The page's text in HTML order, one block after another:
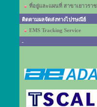
ที่อยู่และแผนที่ สาขาเยาวราช
ติดตามผลจัดส่งทางไปรษณีย์
EMS Tracking Service
-